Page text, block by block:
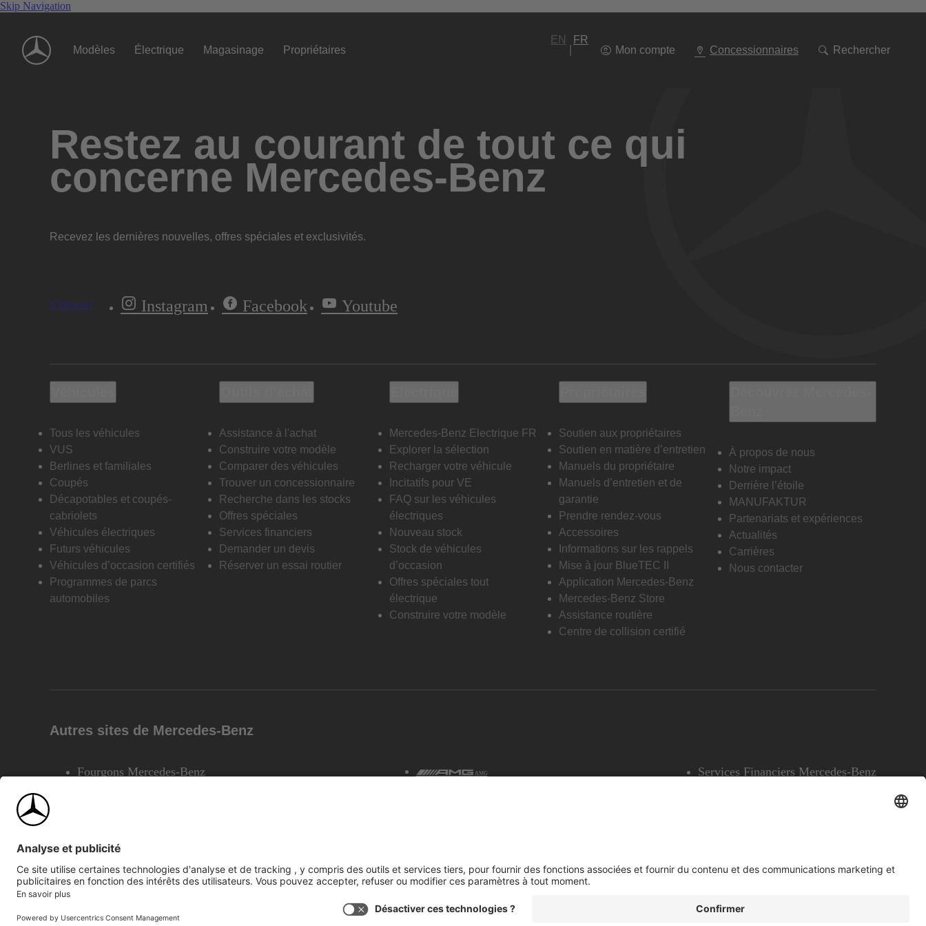
Skip Navigation
Modèles Électrique Magasinage Propriétaires
EN
FR
Mon compte
Concessionnaires Rechercher
à
Restez au courant de tout ce qui
concerne Mercedes-Benz
Recevez les dernières nouvelles, offres spéciales et exclusivités.
S'abonner Instagram Facebook Youtube
Tous les véhicules
VUS
Berlines et familiales
Coupés
Décapotables et coupés-
cabriolets
Véhicules électriques
Futurs véhicules
Véhicules d’occasion certifiés
Programmes de parcs
automobiles
Assistance à l'achat
Construire votre modèle
Comparer des véhicules
Trouver un concessionnaire
Recherche dans les stocks
Offres spéciales
Services financiers
Demander un devis
Réserver un essai routier
Mercedes-Benz Electrique FR
Explorer la sélection
Recharger votre véhicule
Incitatifs pour VE
FAQ sur les véhicules
électriques
Nouveau stock
Stock de véhicules
d’occasion
Offres spéciales tout
électrique
Construire votre modèle
Soutien aux propriétaires
Soutien en matière d’entretien
Manuels du propriétaire
Manuels d’entretien et de
garantie
Prendre rendez-vous
Accessoires
Informations sur les rappels
Mise à jour BlueTEC II
Application Mercedes-Benz
Mercedes-Benz Store
Assistance routière
Centre de collision certifié
À propos de nous
Notre impact
Derrière l’étoile
MANUFAKTUR
Partenariats et expériences
Actualités
Carrières
Nous contacter
Autres sites de Mercedes-Benz
Fourgons Mercedes-Benz AMG Services Financiers Mercedes-Benz
©2026 Mercedes-Benz Canada Inc.